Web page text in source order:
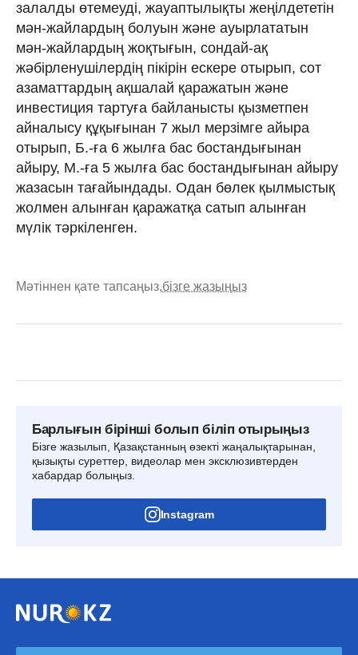
залалды өтемеуді, жауаптылықты жеңілдететін
мән-жайлардың болуын және ауырлататын
мән-жайлардың жоқтығын, сондай-ақ
жәбірленушілердің пікірін ескере отырып, сот
азаматтардың ақшалай қаражатын және
инвестиция тартуға байланысты қызметпен
айналысу құқығынан 7 жыл мерзімге айыра
отырып, Б.-ға 6 жылға бас бостандығынан
айыру, М.-ға 5 жылға бас бостандығынан айыру
жазасын тағайындады. Одан бөлек қылмыстық
жолмен алынған қаражатқа сатып алынған
мүлік тәркіленген.
Мәтіннен қате тапсаңыз,бізге жазыңыз
Барлығын бірінші болып біліп отырыңыз
Бізге жазылып, Қазақстанның өзекті жаңалықтарынан,
қызықты суреттер, видеолар мен эксклюзивтерден
хабардар болыңыз.
Instagram